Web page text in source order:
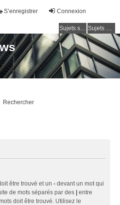
Connexion
S’enregistrer
Sujets sans réponse Sujets actifs
Rechercher
être trouvé et un - devant un mot qui
de mots séparés par des | entre
doit être trouvé. Utilisez le